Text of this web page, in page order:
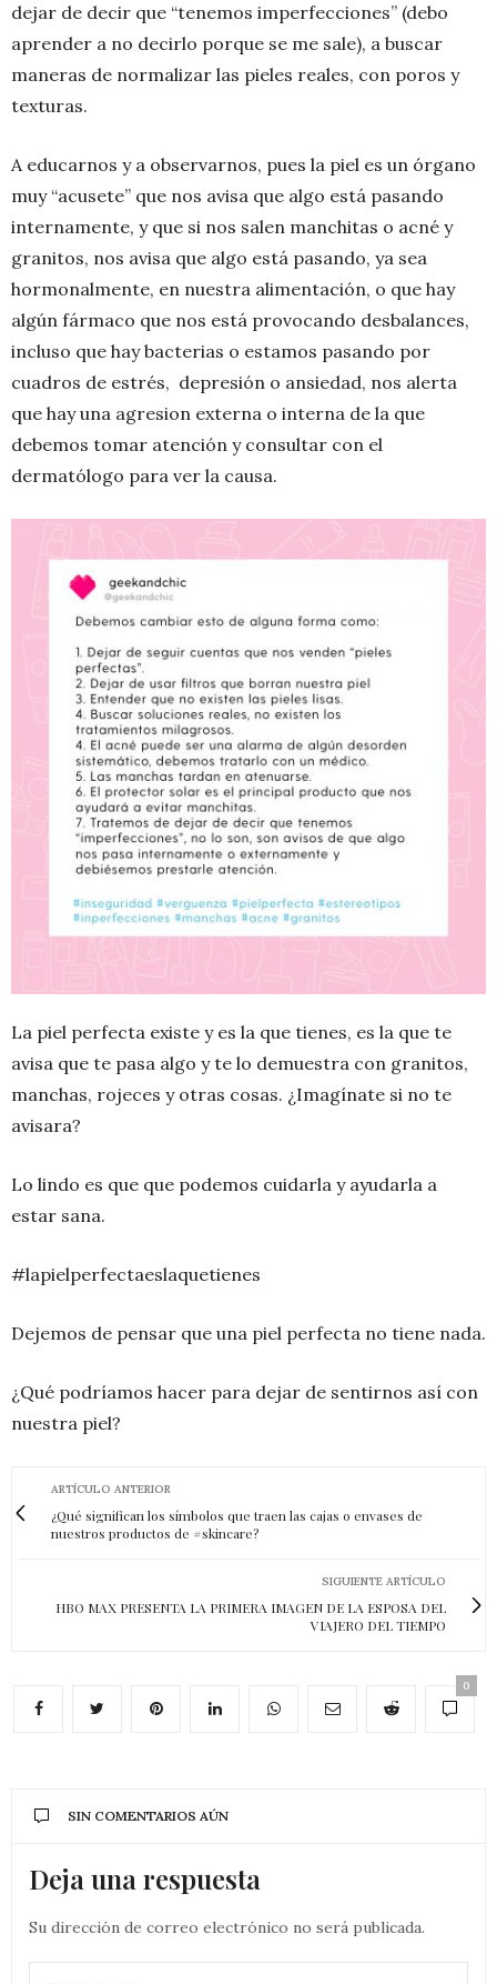
dejar de decir que “tenemos imperfecciones” (debo
aprender a no decirlo porque se me sale), a buscar
maneras de normalizar las pieles reales, con poros y
texturas.
A educarnos y a observarnos, pues la piel es un órgano
muy “acusete” que nos avisa que algo está pasando
internamente, y que si nos salen manchitas o acné y
granitos, nos avisa que algo está pasando, ya sea
hormonalmente, en nuestra alimentación, o que hay
algún fármaco que nos está provocando desbalances,
incluso que hay bacterias o estamos pasando por
cuadros de estrés, depresión o ansiedad, nos alerta
que hay una agresion externa o interna de la que
debemos tomar atención y consultar con el
dermatólogo para ver la causa.
La piel perfecta existe y es la que tienes, es la que te
avisa que te pasa algo y te lo demuestra con granitos,
manchas, rojeces y otras cosas. ¿Imagínate si no te
avisara?
Lo lindo es que que podemos cuidarla y ayudarla a
estar sana.
#lapielperfectaeslaquetienes
Dejemos de pensar que una piel perfecta no tiene nada.
¿Qué podríamos hacer para dejar de sentirnos así con
nuestra piel?
ARTÍCULO ANTERIOR
¿Qué significan los símbolos que traen las cajas o envases de
nuestros productos de #skincare?
SIGUIENTE ARTÍCULO
HBO MAX PRESENTA LA PRIMERA IMAGEN DE LA ESPOSA DEL
VIAJERO DEL TIEMPO
0
SIN COMENTARIOS AÚN
Deja una respuesta
Su dirección de correo electrónico no será publicada.